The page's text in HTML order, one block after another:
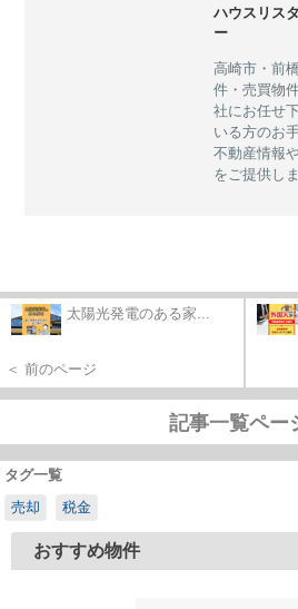
ハウスリス
ー
高崎市・前
件・売買物
社にお任せ
いる方のお
不動産情報
をご提供しま
太陽光発電のある家...
＜ 前のページ
記事一覧ペー
タグ一覧
売却
税金
おすすめ物件